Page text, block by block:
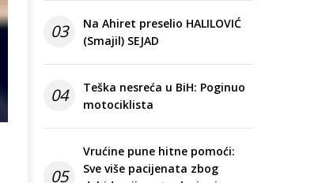
03
Na Ahiret preselio HALILOVIĆ
(Smajil) SEJAD
04
Teška nesreća u BiH: Poginuo
motociklista
05
Vrućine pune hitne pomoći:
Sve više pacijenata zbog